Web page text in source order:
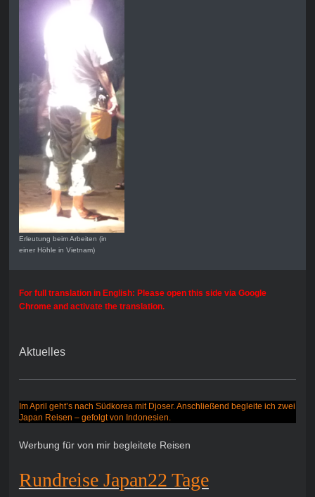
Erleutung beim Arbeiten (in
einer Höhle in Vietnam)
For full translation in English: Please open this side via Google
Chrome and activate the translation.
Aktuelles
Im April geht’s nach Südkorea mit Djoser. Anschließend begleite ich zwei
Japan Reisen – gefolgt von Indonesien.
Werbung für von mir begleitete Reisen
Rundreise Japan22 Tage